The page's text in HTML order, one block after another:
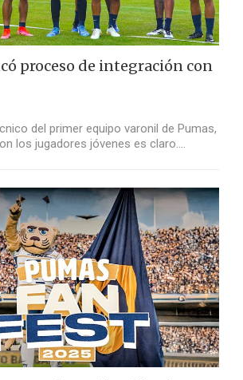
proceso de integración con
del primer equipo varonil de Pumas,
los jugadores jóvenes es claro.…